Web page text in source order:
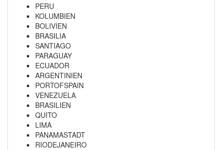
PERU
KOLUMBIEN
BOLIVIEN
BRASILIA
SANTIAGO
PARAGUAY
ECUADOR
ARGENTINIEN
PORTOFSPAIN
VENEZUELA
BRASILIEN
QUITO
LIMA
PANAMASTADT
RIODEJANEIRO